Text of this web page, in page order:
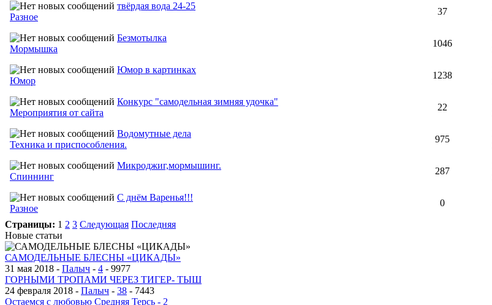
твёрдая вода 24-25
Разное
37
Безмотылка
Мормышка
1046
Юмор в картинках
Юмор
1238
Конкурс "самодельная зимняя удочка"
Мероприятия от сайта
22
Водомутные дела
Техника и приспособления.
975
Микроджиг,мормышинг.
Спиннинг
287
С днём Варенья!!!
Разное
0
Страницы: 1 2 3 Следующая Последняя
Новые статьи
САМОДЕЛЬНЫЕ БЛЕСНЫ «ЦИКАДЫ»
31 мая 2018 - Палыч - 4 - 9977
ГОРНЫМИ ТРОПАМИ ЧЕРЕЗ ТИГЕР- ТЫШ
24 февраля 2018 - Палыч - 38 - 7443
Остаемся с любовью Средняя Терсь - 2